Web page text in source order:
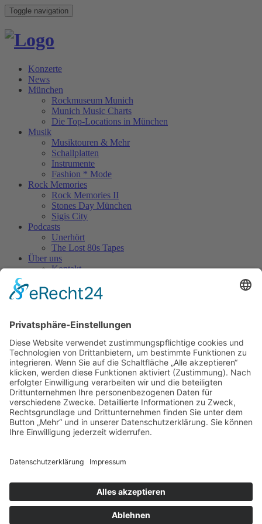
Toggle navigation
Konzerte
News
München
Rockmuseum Munich
Munich Music Charts
Die Top-Locations in München
Musik
Musiktouren & Mehr
Schallplatten
Instrumente
Fashion * Mode
Rock Memories
Rock Memories II
Stones Day München
Sigis City
Podcasts
Unerhört
The Lost 80s Tapes
Über uns
Kontakt
AnnaLu & Shavez
AnnaLu & Shavez
7 November, 2026(20 - 22 Uhr)
Stockwerk Gröbenzell
Hier treffen feurige Latino-Rhythmen auf harmonische Stimmklänge
und unbändige Spielfreude – AnnaLu & Shavez begeistern durch
ihre World Music. Sie singen in mehreren Sprachen und haben auf
gemeinsamen Reisen ihren unverkennbaren Stil entwickelt. Seien
Sie dabei, wenn das feurige Duo mit ihrem Konzert die Hüften des
News